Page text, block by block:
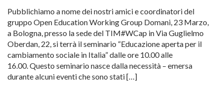
Pubblichiamo a nome dei nostri amici e coordinatori del
gruppo Open Education Working Group Domani, 23 Marzo,
a Bologna, presso la sede del TIM#WCap in Via Guglielmo
Oberdan, 22, si terrà il seminario “Educazione aperta per il
cambiamento sociale in Italia” dalle ore 10.00 alle
16.00. Questo seminario nasce dalla necessità – emersa
durante alcuni eventi che sono stati […]